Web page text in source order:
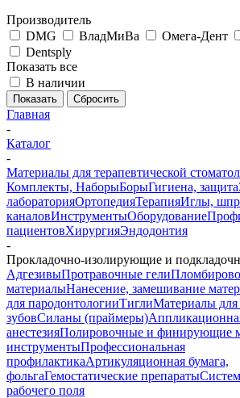
Производитель
DMG
ВладМиВа Омега-Дент
Dentsply
Показать все
В наличии
Сбросить
Главная
-
Каталог
-
Материалы для терапевтической
Комплекты, НаборыБорыГигиена, защита
лабораторияОртопедияТерапияИглы,
каналовИнструментыОборудование
пациентовХирургияЭндодонтия
-
Прокладочно-изолирующие и
АдгезивыПротравочные гели
материалыНанесение, замешивание
для пародонтологииТиглиМатериалы
зубовСиланы (праймеры)
анестезияПолировочные и финирующие
инструментыПрофессиональная
профилактикаАртикуляционная бумага,
фольгаГемостатические препараты
рабочего поля